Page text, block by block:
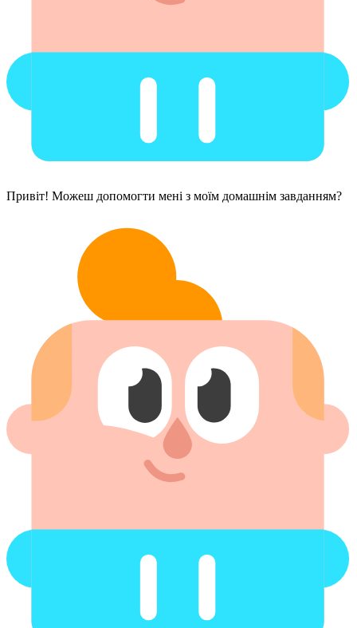
Привіт! Можеш допомогти мені з моїм домашнім завданням?